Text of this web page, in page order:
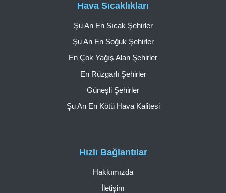
Hızlı Bağlantılar
Hakkımızda
İletişim
Hava Sıcaklıkları
Şu An En Sıcak Şehirler
Şu An En Soğuk Şehirler
En Çok Yağış Alan Şehirler
En Rüzgarlı Şehirler
Güneşli Şehirler
Şu An En Kötü Hava Kalitesi